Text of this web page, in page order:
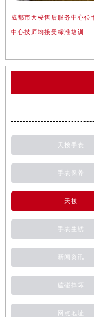
成都市天梭售后服务中心位
中心技师均接受标准培训....
天梭手表
手表保养
天梭
手表生锈
新闻资讯
磕碰摔坏
网点地址